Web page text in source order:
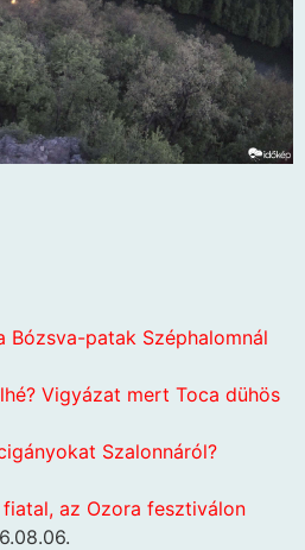
Bózsva-patak Széphalomnál
Vigyázat mert Toca dühös
Szalonnáról?
az Ozora fesztiválon